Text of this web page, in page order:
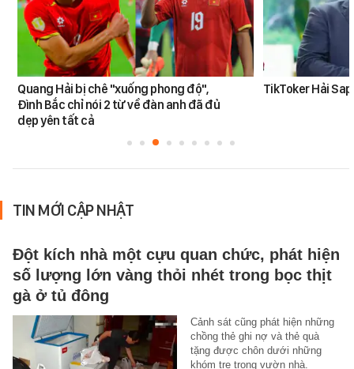
Quang Hải bị chê "xuống phong độ",
Đình Bắc chỉ nói 2 từ về đàn anh đã đủ
dẹp yên tất cả
TikToker Hải
TIN MỚI CẬP NHẬT
Đột kích nhà một cựu quan chức, phát hiện
số lượng lớn vàng thỏi nhét trong bọc thịt
gà ở tủ đông
Cảnh sát cũng phát hiện những
chồng thẻ ghi nợ và thẻ quà
tặng được chôn dưới những
khóm tre trong vườn nhà.